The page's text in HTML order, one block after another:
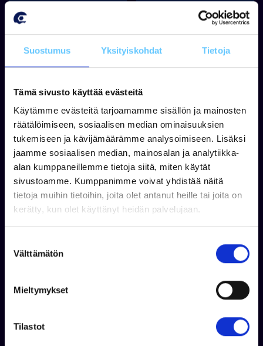
Suostumus Yksityiskohdat Tietoja
Tämä sivusto käyttää evästeitä
Käytämme evästeitä tarjoamamme sisällön ja mainosten
räätälöimiseen, sosiaalisen median ominaisuuksien
tukemiseen ja kävijämäärämme analysoimiseen. Lisäksi
jaamme sosiaalisen median, mainosalan ja analytiikka-
alan kumppaneillemme tietoja siitä, miten käytät
sivustoamme. Kumppanimme voivat yhdistää näitä
tietoja muihin tietoihin, joita olet antanut heille tai joita on
kerätty, kun olet käyttänyt heidän palvelujaan.
Välttämätön
Mieltymykset
Tilastot
Lisää koriin
Tuotetta on varastossa
Lisää koriin
MARITIM
ULTRAFLEX
282,00 €
BRPVAR
LYNX POHJAPANSSARI
Tuotetta on varastossa
Lisää koriin